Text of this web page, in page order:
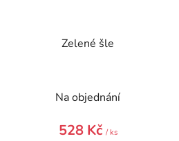
Zelené šle
Na objednání
528 Kč / ks